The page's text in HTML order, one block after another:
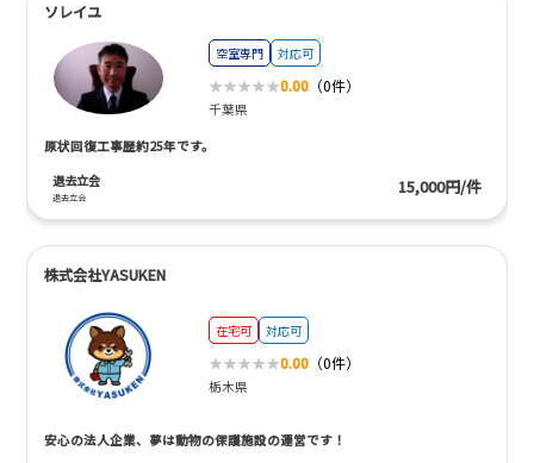
ソレイユ
空室専門 対応可
0.00 （0件）
千葉県
原状回復工事歴約25年です。
退去立会
退去立会 15,000円/件
株式会社YASUKEN
在宅可 対応可
0.00 （0件）
栃木県
安心の法人企業、夢は動物の保護施設の運営です！